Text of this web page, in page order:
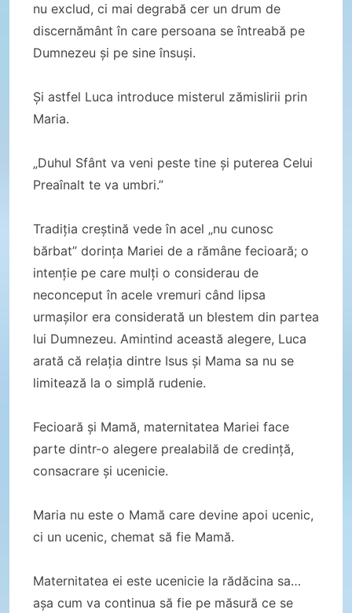
nu exclud, ci mai degrabă cer un drum de
discernământ în care persoana se întreabă pe
Dumnezeu și pe sine însuși.
Și astfel Luca introduce misterul zămislirii prin
Maria.
„Duhul Sfânt va veni peste tine și puterea Celui
Preaînalt te va umbri.”
Tradiția creștină vede în acel „nu cunosc
bărbat” dorința Mariei de a rămâne fecioară; o
intenție pe care mulți o considerau de
neconceput în acele vremuri când lipsa
urmașilor era considerată un blestem din partea
lui Dumnezeu. Amintind această alegere, Luca
arată că relația dintre Isus și Mama sa nu se
limitează la o simplă rudenie.
Fecioară și Mamă, maternitatea Mariei face
parte dintr-o alegere prealabilă de credință,
consacrare și ucenicie.
Maria nu este o Mamă care devine apoi ucenic,
ci un ucenic, chemat să fie Mamă.
Maternitatea ei este ucenicie la rădăcina sa…
așa cum va continua să fie pe măsură ce se